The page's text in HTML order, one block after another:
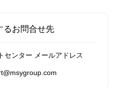
るお問合せ先
センター メールアドレス